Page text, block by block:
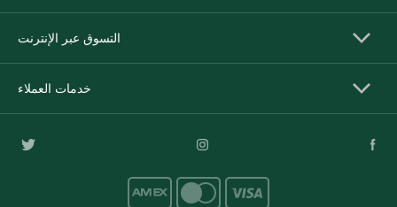
التسوق عبر الإنترنت
خدمات العملاء